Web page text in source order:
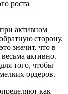
роста
активном
сторону.
значит, что в
активно.
того, чтобы
ордеров.
как